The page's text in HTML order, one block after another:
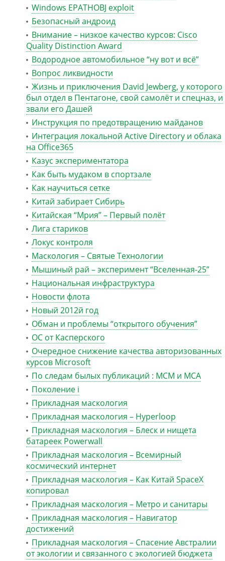
Windows EPATHOBJ exploit
Безопасный андроид
Внимание – низкое качество курсов: Cisco
Quality Distinction Award
Водородное автомобильное “ну вот и всё”
Вопрос ликвидности
Жизнь и приключения David Jewberg, у которого
был отдел в Пентагоне, свой самолёт и спецназ, и
звали его Дашей
Инструкция по предотвращению майданов
Интеграция локальной Active Directory и облака
на Office365
Казус экспериментатора
Как быть мудаком в спортзале
Как научиться сетке
Китай забирает Сибирь
Китайская “Мрия” – Первый полёт
Лига стариков
Локус контроля
Маскология – Святые Технологии
Мышиный рай – эксперимент “Вселенная-25”
Национальная инфраструктура
Новости флота
Новый 2012й год
Обман и проблемы “открытого обучения”
ОС от Касперского
Очередное снижение качества авторизованных
курсов Microsoft
По следам былых публикаций : MCM и MCA
Поколение i
Прикладная маскология
Прикладная маскология – Hyperloop
Прикладная маскология – Блеск и нищета
батареек Powerwall
Прикладная маскология – Всемирный
космический интернет
Прикладная маскология – Как Китай SpaceX
копировал
Прикладная маскология – Метро и санитары
Прикладная маскология – Навигатор
достижений
Прикладная маскология – Спасение Австралии
от экологии и связанного с экологией бюджета